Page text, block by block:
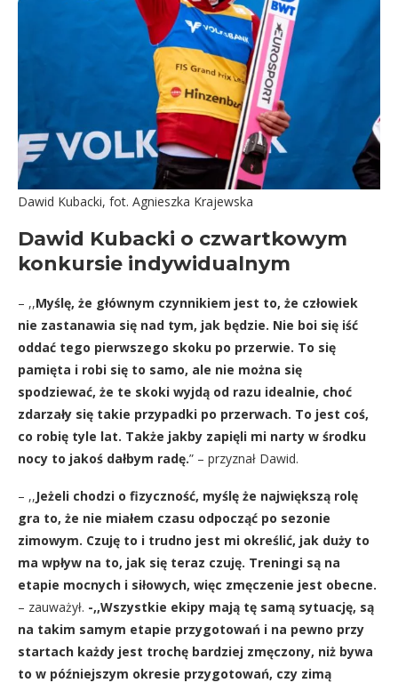
Dawid Kubacki, fot. Agnieszka Krajewska
Dawid Kubacki o czwartkowym
konkursie indywidualnym
– ,,Myślę, że głównym czynnikiem jest to, że człowiek
nie zastanawia się nad tym, jak będzie. Nie boi się iść
oddać tego pierwszego skoku po przerwie. To się
pamięta i robi się to samo, ale nie można się
spodziewać, że te skoki wyjdą od razu idealnie, choć
zdarzały się takie przypadki po przerwach. To jest coś,
co robię tyle lat. Także jakby zapięli mi narty w środku
nocy to jakoś dałbym radę.” – przyznał Dawid.
– ,,Jeżeli chodzi o fizyczność, myślę że największą rolę
gra to, że nie miałem czasu odpocząć po sezonie
zimowym. Czuję to i trudno jest mi określić, jak duży to
ma wpływ na to, jak się teraz czuję. Treningi są na
etapie mocnych i siłowych, więc zmęczenie jest obecne.
– zauważył. -,,Wszystkie ekipy mają tę samą sytuację, są
na takim samym etapie przygotowań i na pewno przy
startach każdy jest trochę bardziej zmęczony, niż bywa
to w późniejszym okresie przygotowań, czy zimą